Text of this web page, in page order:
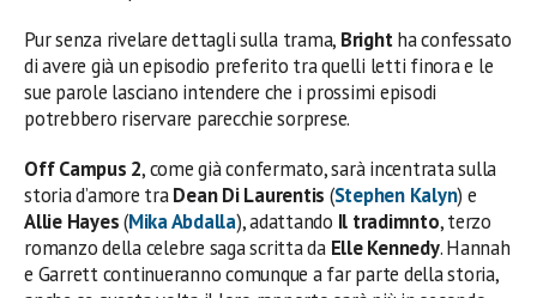
Pur senza rivelare dettagli sulla trama, Brightha confessato
di avere già un episodio preferito tra quelli letti finora e le
sue parole lasciano intendere che i prossimi episodi
potrebbero riservare parecchie sorprese.
Off Campus 2, come già confermato, sarà incentrata sulla
storia d’amore traDean Di Laurentis (Stephen Kalyn) e
Allie Hayes(Mika Abdalla), adattando Il tradimnto, terzo
romanzo della celebre saga scritta da Elle Kennedy. Hannah
e Garrett continueranno comunque a far parte della storia,